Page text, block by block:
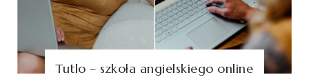
Tutlo – szkoła angielskiego online